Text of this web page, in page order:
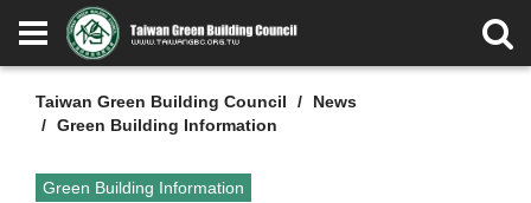
Taiwan Green Building Council
News
Green Building Information
Green Building Information